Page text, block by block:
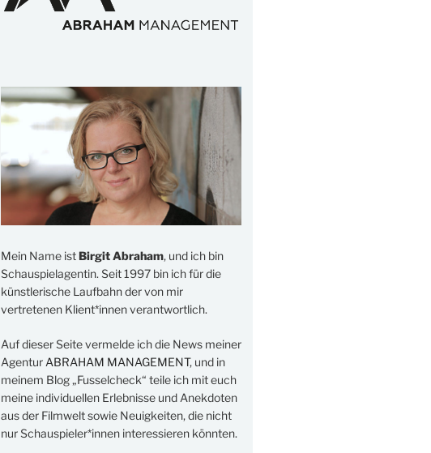
Mein Name istBirgit Abraham, und ich bin
Schauspielagentin. Seit 1997 bin ich für die
künstlerische Laufbahn der von mir
vertretenen Klient*innen verantwortlich.
Auf dieser Seite vermelde ich die News meiner
Agentur ABRAHAM MANAGEMENT, und in
meinem Blog „Fusselcheck“ teile ich mit euch
meine individuellen Erlebnisse und Anekdoten
aus der Filmwelt sowie Neuigkeiten, die nicht
nur Schauspieler*innen interessieren könnten.